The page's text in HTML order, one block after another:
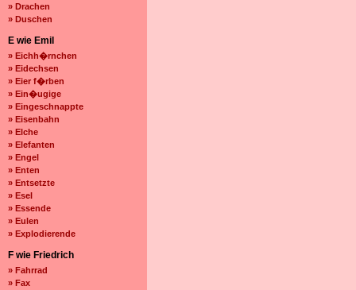
» Drachen
» Duschen
E wie Emil
» Eichh�rnchen
» Eidechsen
» Eier f�rben
» Ein�ugige
» Eingeschnappte
» Eisenbahn
» Elche
» Elefanten
» Engel
» Enten
» Entsetzte
» Esel
» Essende
» Eulen
» Explodierende
F wie Friedrich
» Fahrrad
» Fax